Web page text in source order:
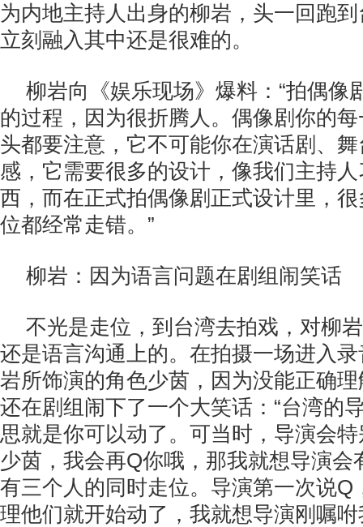
为内地主持人出身的柳岩，头一回跑
立刻融入其中还是很难的。
柳岩向《娱乐现场》爆料：“拍偶像
的过程，因为很折腾人。偶像剧你的
头都要注意，它不可能你在演话剧、
感，它需要很多的设计，像我们主持
西，而在正式拍偶像剧正式设计里，
位都经常走错。”
柳岩：因为语言问题在剧组闹笑话
不光是走位，到台湾去拍戏，对柳
还是语言沟通上的。在拍摄一场进入
岩所饰演的角色少茵，因为没能正确
还在剧组闹下了一个大笑话：“台湾的
思就是你可以动了。可当时，导演会
少茵，我会再Q你哦，那我就想导演会
有三个人的同时走位。导演第一次说Q
理他们就开始动了，我就想导演刚嘱